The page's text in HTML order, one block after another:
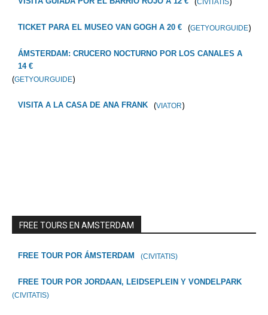
CIVITATIS
TICKET PARA EL MUSEO VAN GOGH A 20 € (GETYOURGUIDE)
ÁMSTERDAM: CRUCERO NOCTURNO POR LOS CANALES A
14 €
(GETYOURGUIDE)
VISITA A LA CASA DE ANA FRANK (VIATOR)
FREE TOURS EN AMSTERDAM
FREE TOUR POR ÁMSTERDAM (CIVITATIS)
FREE TOUR POR JORDAAN, LEIDSEPLEIN Y VONDELPARK
(CIVITATIS)